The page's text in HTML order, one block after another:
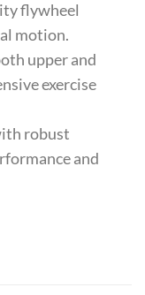
flywheel
motion.
upper and
exercise
robust
and